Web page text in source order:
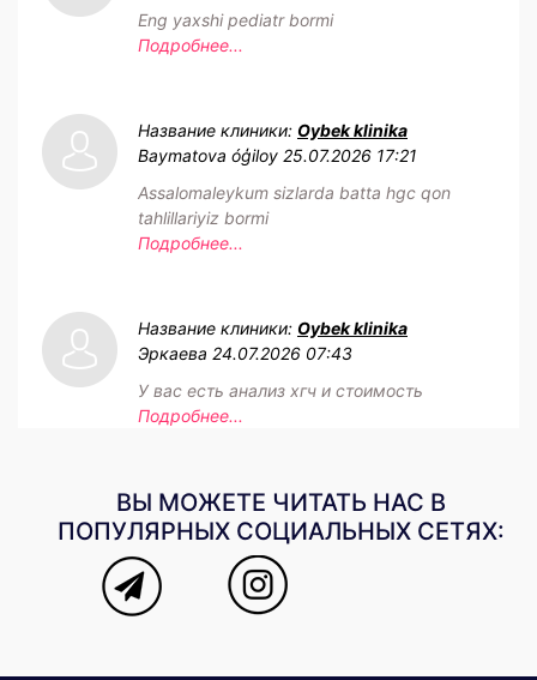
Eng yaxshi pediatr bormi
Подробнее...
Название клиники: Oybek klinika
Baymatova óģiloy 25.07.2026 17:21
Assalomaleykum sizlarda batta hgc qon
tahlillariyiz bormi
Подробнее...
Название клиники: Oybek klinika
Эркаева 24.07.2026 07:43
У вас есть анализ хгч и стоимость
Подробнее...
ВЫ МОЖЕТЕ ЧИТАТЬ НАС В
ПОПУЛЯРНЫХ СОЦИАЛЬНЫХ СЕТЯХ: